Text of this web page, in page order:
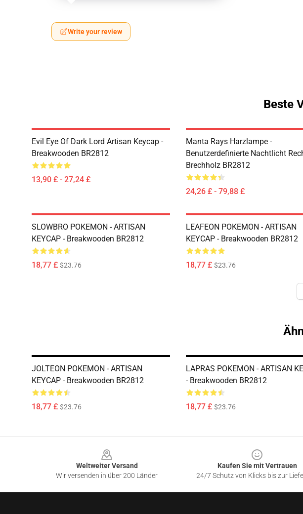
Write your review
Beste
Evil Eye Of Dark Lord Artisan Keycap -
Breakwooden BR2812
13,90 £ - 27,24 £
Manta Rays Harzlampe -
Benutzerdefinierte Nachtlicht
Brechholz BR2812
24,26 £ - 79,88 £
SLOWBRO POKEMON - ARTISAN
KEYCAP - Breakwooden BR2812
18,77 £ $23.76
LEAFEON POKEMON - ARTISAN
KEYCAP - Breakwooden BR2812
18,77 £ $23.76
JOLTEON POKEMON - ARTISAN
KEYCAP - Breakwooden BR2812
18,77 £ $23.76
LAPRAS POKEMON - ARTISAN
- Breakwooden BR2812
18,77 £ $23.76
Weltweiter Versand
Wir versenden in über 200 Länder
Kaufen Sie mit Vertrauen
24/7 Schutz von Klicks bis zur